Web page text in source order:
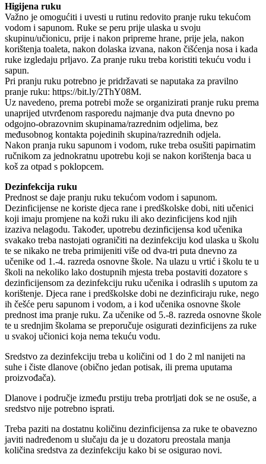
Higijena ruku
Važno je omogućiti i uvesti u rutinu redovito pranje ruku tekućom
vodom i sapunom. Ruke se peru prije ulaska u svoju
skupinu/učionicu, prije i nakon pripreme hrane, prije jela, nakon
korištenja toaleta, nakon dolaska izvana, nakon čišćenja nosa i kada
ruke izgledaju prljavo. Za pranje ruku treba koristiti tekuću vodu i
sapun.
Pri pranju ruku potrebno je pridržavati se naputaka za pravilno
pranje ruku: https://bit.ly/2ThY08M.
Uz navedeno, prema potrebi može se organizirati pranje ruku prema
unaprijed utvrđenom rasporedu najmanje dva puta dnevno po
odgojno-obrazovnim skupinama/razrednim odjelima, bez
međusobnog kontakta pojedinih skupina/razrednih odjela.
Nakon pranja ruku sapunom i vodom, ruke treba osušiti papirnatim
ručnikom za jednokratnu upotrebu koji se nakon korištenja baca u
koš za otpad s poklopcem.
Dezinfekcija ruku
Prednost se daje pranju ruku tekućom vodom i sapunom.
Dezinficijense ne koriste djeca rane i predškolske dobi, niti učenici
koji imaju promjene na koži ruku ili ako dezinficijens kod njih
izaziva nelagodu. Također, upotrebu dezinficijensa kod učenika
svakako treba nastojati ograničiti na dezinfekciju kod ulaska u školu
te se nikako ne treba primijeniti više od dva-tri puta dnevno za
učenike od 1.-4. razreda osnovne škole. Na ulazu u vrtić i školu te u
školi na nekoliko lako dostupnih mjesta treba postaviti dozatore s
dezinficijensom za dezinfekciju ruku učenika i odraslih s uputom za
korištenje. Djeca rane i predškolske dobi ne dezinficiraju ruke, nego
ih češće peru sapunom i vodom, a i kod učenika osnovne škole
prednost ima pranje ruku. Za učenike od 5.-8. razreda osnovne škole
te u srednjim školama se preporučuje osigurati dezinficijens za ruke
u svakoj učionici koja nema tekuću vodu.
Sredstvo za dezinfekciju treba u količini od 1 do 2 ml nanijeti na
suhe i čiste dlanove (obično jedan potisak, ili prema uputama
proizvođača).
Dlanove i područje između prstiju treba protrljati dok se ne osuše, a
sredstvo nije potrebno isprati.
Treba paziti na dostatnu količinu dezinficijensa za ruke te obavezno
javiti nadređenom u slučaju da je u dozatoru preostala manja
količina sredstva za dezinfekciju kako bi se osigurao novi.